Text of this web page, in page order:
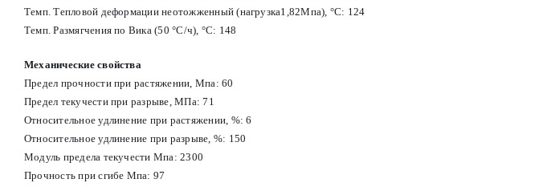
Темп. Тепловой деформации неотожженный (нагрузка1,82Мпа), °С: 124
Темп. Размягчения по Вика (50 °С/ч), °С: 148
Механические свойства
Предел прочности при растяжении, Мпа: 60
Предел текучести при разрыве, МПа: 71
Относительное удлинение при растяжении, %: 6
Относительное удлинение при разрыве, %: 150
Модуль предела текучести Мпа: 2300
Прочность при сгибе Мпа: 97